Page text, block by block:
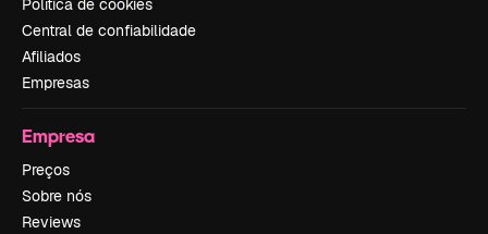
Política de cookies
Central de confiabilidade
Afiliados
Empresas
Empresa
Preços
Sobre nós
Reviews